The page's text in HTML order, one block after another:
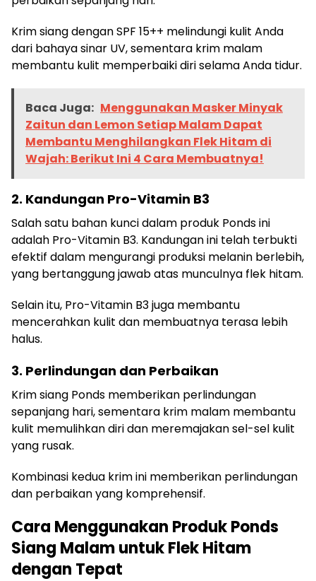
Krim siang dengan SPF 15++ melindungi kulit Anda
dari bahaya sinar UV, sementara krim malam
membantu kulit memperbaiki diri selama Anda tidur.
Baca Juga: Menggunakan Masker Minyak
Zaitun dan Lemon Setiap Malam Dapat
Membantu Menghilangkan Flek Hitam di
Wajah: Berikut Ini 4 Cara Membuatnya!
2. Kandungan Pro-Vitamin B3
Salah satu bahan kunci dalam produk Ponds ini
adalah Pro-Vitamin B3. Kandungan ini telah terbukti
efektif dalam mengurangi produksi melanin berlebih,
yang bertanggung jawab atas munculnya flek hitam.
Selain itu, Pro-Vitamin B3 juga membantu
mencerahkan kulit dan membuatnya terasa lebih
halus.
3. Perlindungan dan Perbaikan
Krim siang Ponds memberikan perlindungan
sepanjang hari, sementara krim malam membantu
kulit memulihkan diri dan meremajakan sel-sel kulit
yang rusak.
Kombinasi kedua krim ini memberikan perlindungan
dan perbaikan yang komprehensif.
Cara Menggunakan Produk Ponds
Siang Malam untuk Flek Hitam
dengan Tepat